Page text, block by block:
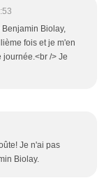
Biolay,
fois et je m'en
journée.<br /> Je
Je n'ai pas
Biolay.